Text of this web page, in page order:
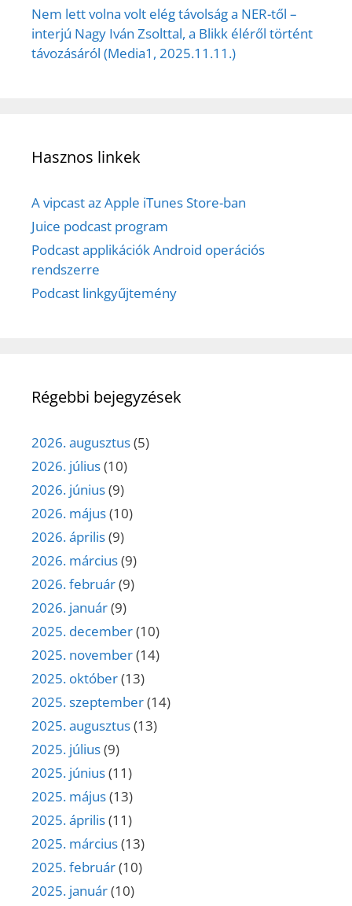
Nem lett volna volt elég távolság a NER-től –
interjú Nagy Iván Zsolttal, a Blikk éléről történt
távozásáról (Media1, 2025.11.11.)
Hasznos linkek
A vipcast az Apple iTunes Store-ban
Juice podcast program
Podcast applikációk Android operációs
rendszerre
Podcast linkgyűjtemény
Régebbi bejegyzések
2026. augusztus(5)
2026. július(10)
2026. június(9)
2026. május(10)
2026. április(9)
2026. március(9)
2026. február(9)
2026. január(9)
2025. december(10)
2025. november(14)
2025. október(13)
2025. szeptember(14)
2025. augusztus(13)
2025. július(9)
2025. június(11)
2025. május(13)
2025. április(11)
2025. március(13)
2025. február(10)
2025. január(10)